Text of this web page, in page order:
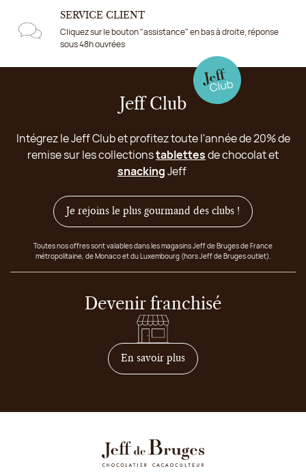
SERVICE CLIENT
Cliquez sur le bouton "assistance" en bas à droite, réponse
sous 48h ouvrées
Jeff Club
Intégrez le Jeff Club et profitez toute l'année de 20% de
remise sur les collectionstablettesde chocolat et
snackingJeff
Je rejoins le plus gourmand des clubs !
Toutes nos offres sont valables dans les magasins Jeff de Bruges de France
métropolitaine, de Monaco et du Luxembourg (hors Jeff de Bruges outlet).
Devenir franchisé
En savoir plussur comment devenir